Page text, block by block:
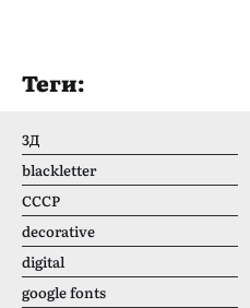
Теги:
3Д
blackletter
CCCР
decorative
digital
google fonts